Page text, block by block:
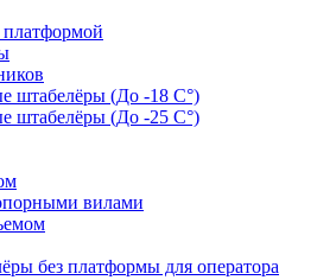
штабелёры (До -18 C°)
штабелёры (До -25 C°)
вилами
без платформы для оператора